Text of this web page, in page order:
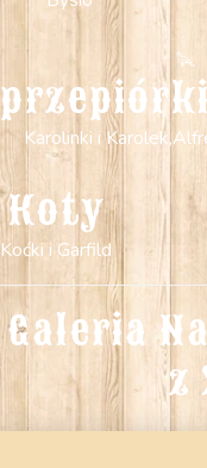
Karolinki i
Koty
Koćki i Garfild
Galeria
z